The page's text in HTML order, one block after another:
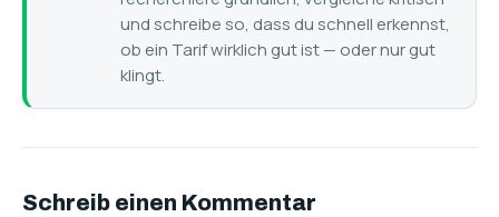
und schreibe so, dass du schnell erkennst,
ob ein Tarif wirklich gut ist — oder nur gut
klingt.
Schreib einen Kommentar